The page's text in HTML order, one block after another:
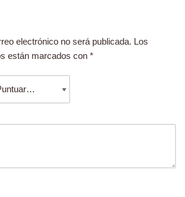
electrónico no será publicada. Los
están marcados con *